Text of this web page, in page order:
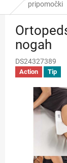
pripomočki
nogah
DS24327389
Action Tip